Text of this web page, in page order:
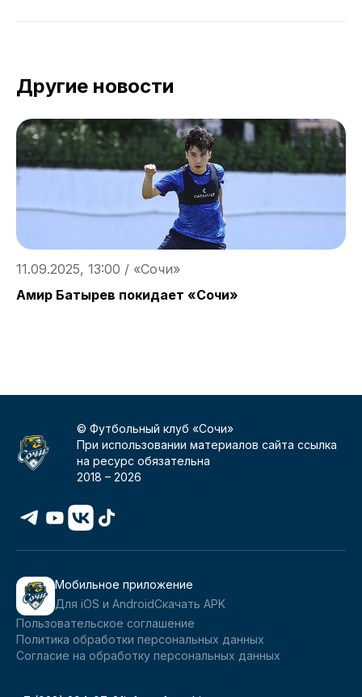
Другие новости
11.09.2025, 13:00 / «Сочи»
Амир Батырев покидает «Сочи»
© Футбольный клуб «Сочи»
При использовании материалов сайта ссылка
на ресурс обязательна
2018 –2026
Мобильное приложение
Для iOS и AndroidСкачать APK
Пользовательское соглашение
Политика обработки персональных данных
Согласие на обработку персональных данных